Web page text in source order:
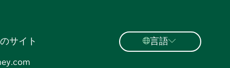
サイト 言語